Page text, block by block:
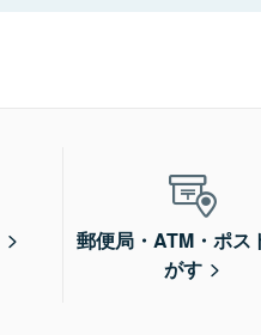
郵便局・ATM・ポス
がす